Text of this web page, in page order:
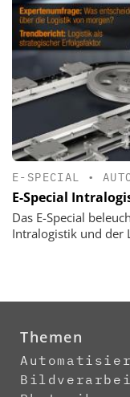
E-SPECIAL •
E-Special
Das E-Special
Intralogistik und der
Themen